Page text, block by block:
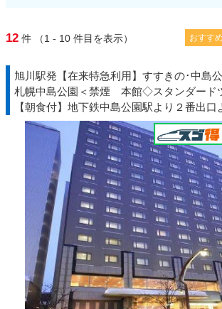
12 件 （1 - 10 件目を表示） おすす
旭川駅発【在来特急利用】すすきの･中島
札幌中島公園＜禁煙 本館◇スタンダード
【朝食付】地下鉄中島公園駅より２番出口
近ホテル◆北海道◇ＪＲきっぷ駅受取